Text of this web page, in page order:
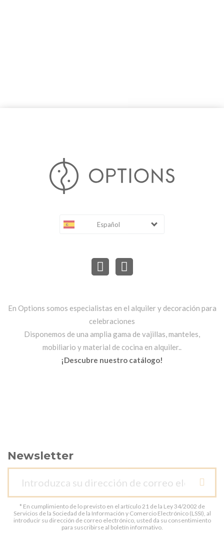
Español
En Options somos especialistas en el alquiler y decoración para
celebraciones
Disponemos de una amplia gama de vajillas, manteles,
mobiliario y material de cocina en alquiler..
¡Descubre nuestro catálogo!
Newsletter
* En cumplimiento de lo previsto en el artículo 21 de la Ley 34/2002 de
Servicios de la Sociedad de la Información y Comercio Electrónico (LSSI), al
introducir su dirección de correo electrónico, usted da su consentimiento
para suscribirse al boletín informativo.